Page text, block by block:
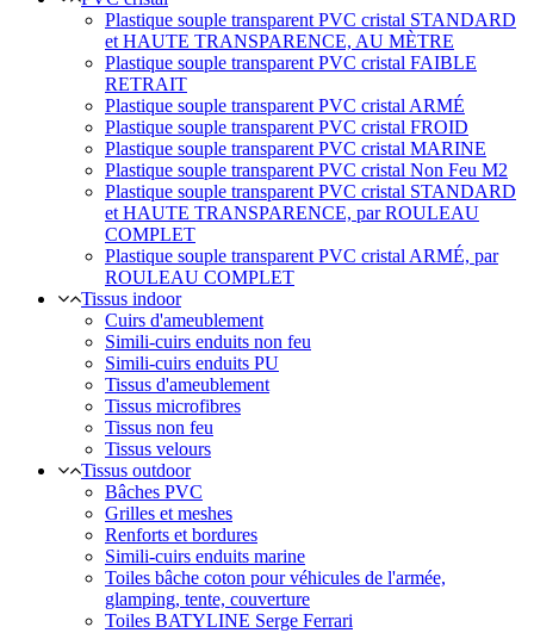
Plastique souple transparent PVC cristal STANDARD
et HAUTE TRANSPARENCE, AU MÈTRE
Plastique souple transparent PVC cristal FAIBLE
RETRAIT
Plastique souple transparent PVC cristal ARMÉ
Plastique souple transparent PVC cristal FROID
Plastique souple transparent PVC cristal MARINE
Plastique souple transparent PVC cristal Non Feu M2
Plastique souple transparent PVC cristal STANDARD
et HAUTE TRANSPARENCE, par ROULEAU
COMPLET
Plastique souple transparent PVC cristal ARMÉ, par
ROULEAU COMPLET
Tissus indoor
Cuirs d'ameublement
Simili-cuirs enduits non feu
Simili-cuirs enduits PU
Tissus d'ameublement
Tissus microfibres
Tissus non feu
Tissus velours
Tissus outdoor
Bâches PVC
Grilles et meshes
Renforts et bordures
Simili-cuirs enduits marine
Toiles bâche coton pour véhicules de l'armée,
glamping, tente, couverture
Toiles BATYLINE Serge Ferrari